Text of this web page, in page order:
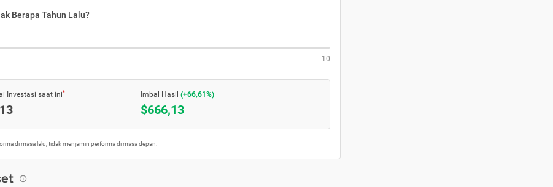
Berapa Tahun Lalu?
10
Investasi saat ini* Imbal Hasil (+66,61%)
$666,13
di masa lalu, tidak menjamin performa di masa depan.